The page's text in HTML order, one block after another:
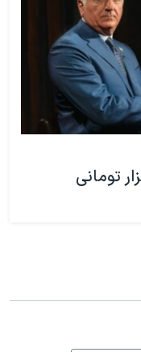
رضا پهلوی: دلار ۸۲ هزار تومانی